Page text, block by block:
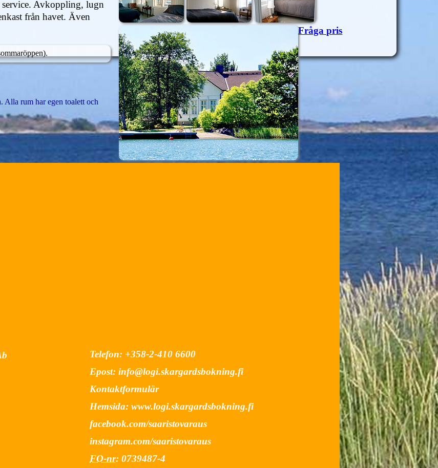
service. Avkoppling, lugn
från havet. Även
Alla rum har egen toalett och
Fråga pris
Telefon: +358-2-410 6600
Epost:if.gninkobsdragraks.igol@ofni
Kontaktformulär
Hemsida:www.logi.skargardsbokning.fi
facebook.com/saaristovaraus
instagram.com/saaristovaraus
FO-nr:0739487-4